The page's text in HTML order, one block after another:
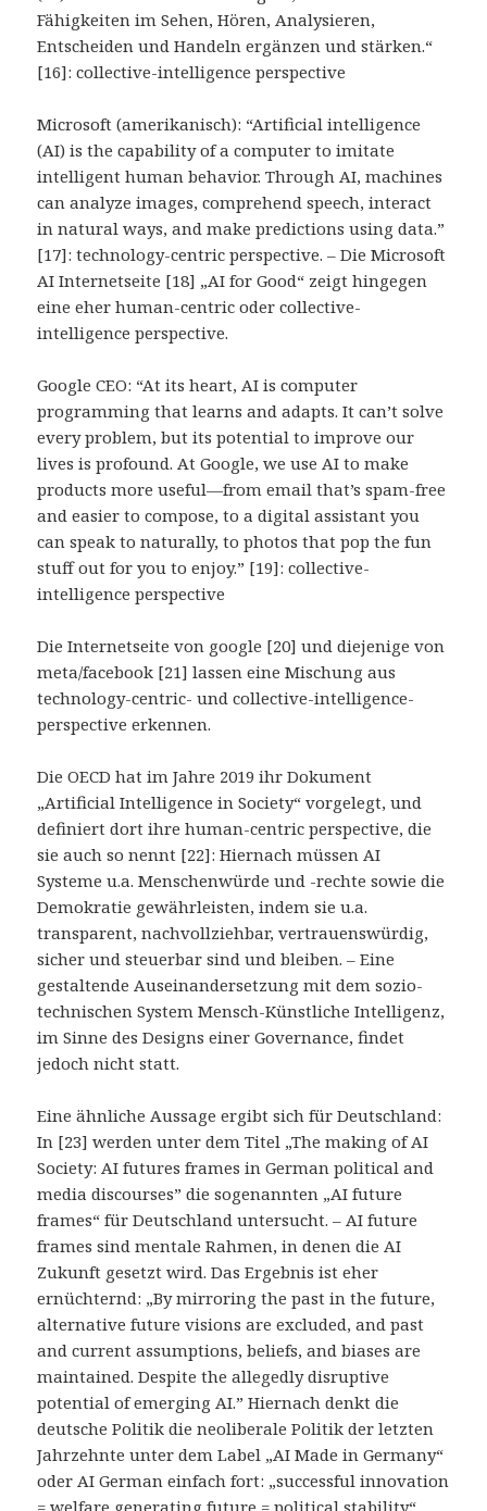
Fähigkeiten im Sehen, Hören, Analysieren,
Entscheiden und Handeln ergänzen und stärken.“
[16]: collective-intelligence perspective
Microsoft (amerikanisch): “Artificial intelligence
(AI) is the capability of a computer to imitate
intelligent human behavior. Through AI, machines
can analyze images, comprehend speech, interact
in natural ways, and make predictions using data.”
[17]: technology-centric perspective. – Die Microsoft
AI Internetseite [18] „AI for Good“ zeigt hingegen
eine eher human-centric oder collective-
intelligence perspective.
Google CEO: “At its heart, AI is computer
programming that learns and adapts. It can’t solve
every problem, but its potential to improve our
lives is profound. At Google, we use AI to make
products more useful—from email that’s spam-free
and easier to compose, to a digital assistant you
can speak to naturally, to photos that pop the fun
stuff out for you to enjoy.” [19]: collective-
intelligence perspective
Die Internetseite von google [20] und diejenige von
meta/facebook [21] lassen eine Mischung aus
technology-centric- und collective-intelligence-
perspective erkennen.
Die OECD hat im Jahre 2019 ihr Dokument
„Artificial Intelligence in Society“ vorgelegt, und
definiert dort ihre human-centric perspective, die
sie auch so nennt [22]: Hiernach müssen AI
Systeme u.a. Menschenwürde und -rechte sowie die
Demokratie gewährleisten, indem sie u.a.
transparent, nachvollziehbar, vertrauenswürdig,
sicher und steuerbar sind und bleiben. – Eine
gestaltende Auseinandersetzung mit dem sozio-
technischen System Mensch-Künstliche Intelligenz,
im Sinne des Designs einer Governance, findet
jedoch nicht statt.
Eine ähnliche Aussage ergibt sich für Deutschland:
In [23] werden unter dem Titel „The making of AI
Society: AI futures frames in German political and
media discourses” die sogenannten „AI future
frames“ für Deutschland untersucht. – AI future
frames sind mentale Rahmen, in denen die AI
Zukunft gesetzt wird. Das Ergebnis ist eher
ernüchternd: „By mirroring the past in the future,
alternative future visions are excluded, and past
and current assumptions, beliefs, and biases are
maintained. Despite the allegedly disruptive
potential of emerging AI.” Hiernach denkt die
deutsche Politik die neoliberale Politik der letzten
Jahrzehnte unter dem Label „AI Made in Germany“
oder AI German einfach fort: „successful innovation